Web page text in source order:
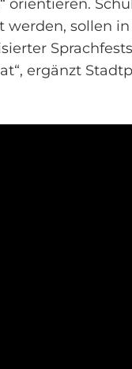
orientieren.
werden, sollen
ergänzt